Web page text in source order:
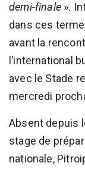
demi-finale».
dans ces
avant la
l’international
avec le Stade
mercredi
Absent depuis
stage de
nationale,